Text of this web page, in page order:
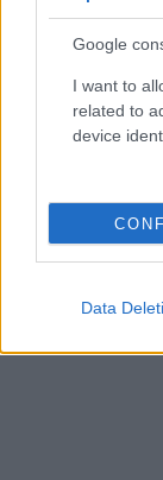
Google
I want to
related to
device
Data